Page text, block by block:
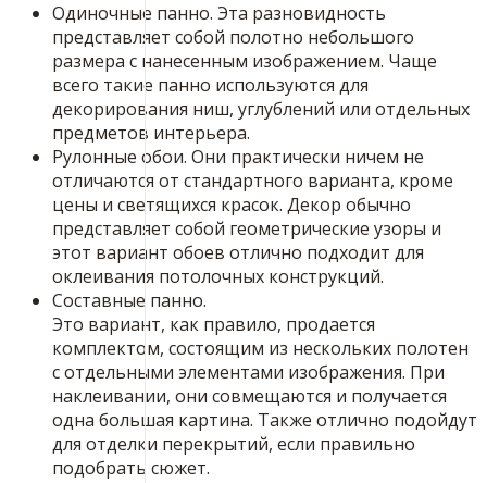
Одиночные панно. Эта разновидность
представляет собой полотно небольшого
размера с нанесенным изображением. Чаще
всего такие панно используются для
декорирования ниш, углублений или отдельных
предметов интерьера.
Рулонные обои. Они практически ничем не
отличаются от стандартного варианта, кроме
цены и светящихся красок. Декор обычно
представляет собой геометрические узоры и
этот вариант обоев отлично подходит для
оклеивания потолочных конструкций.
Составные панно.
Это вариант, как правило, продается
комплектом, состоящим из нескольких полотен
с отдельными элементами изображения. При
наклеивании, они совмещаются и получается
одна большая картина. Также отлично подойдут
для отделки перекрытий, если правильно
подобрать сюжет.